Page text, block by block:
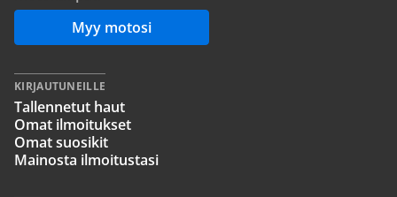
Myy motosi
KIRJAUTUNEILLE
Tallennetut haut
Omat ilmoitukset
Omat suosikit
Mainosta ilmoitustasi